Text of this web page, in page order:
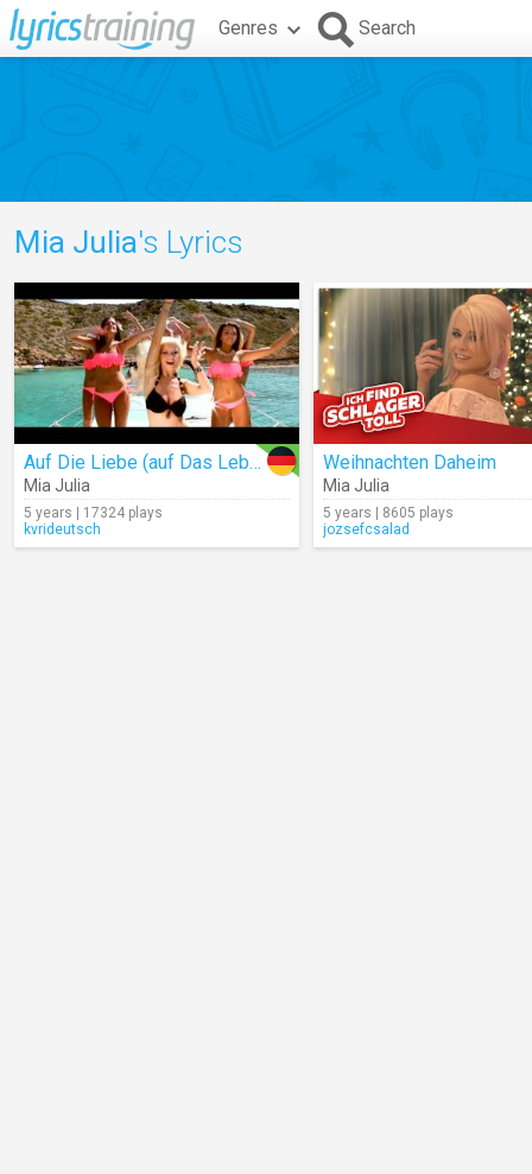
Genres Search
Mia Julia's Lyrics
Auf Die Liebe (auf Das Leben)
Mia Julia
5 years | 17324 plays
kvrideutsch
Weihnachten Daheim
Mia Julia
5 years | 8605 plays
jozsefcsalad